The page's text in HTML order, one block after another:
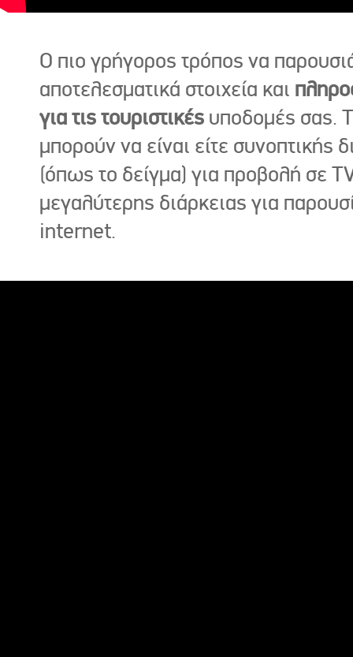
Ο πιο γρήγορος τρόπος να
αποτελεσματικά στοιχεία και
για τις τουριστικές υποδομές σας.
μπορούν να είναι είτε συνοπτικής
(όπως το δείγμα) για προβολή σε
μεγαλύτερης διάρκειας για
internet.